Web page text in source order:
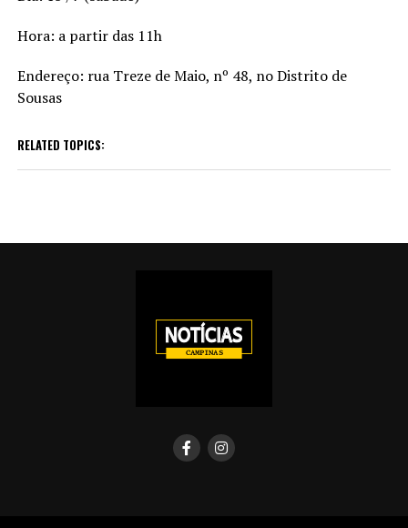
Hora: a partir das 11h
Endereço: rua Treze de Maio, nº 48, no Distrito de
Sousas
RELATED TOPICS: